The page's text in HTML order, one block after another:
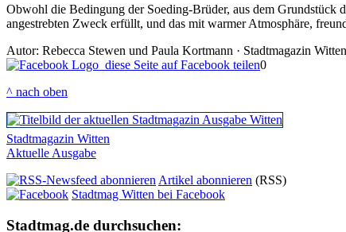
Obwohl die Bedingung der Soeding-Brüder, aus dem Grundstück
angestrebten Zweck erfüllt, und das mit warmer Atmosphäre,
Autor: Rebecca Stewen und Paula Kortmann · Stadtmagazin
diese Seite auf Facebook teilen0
^ nach oben
Stadtmagazin Witten
Aktuelle Ausgabe
Artikel abonnieren (RSS)
Stadtmag Witten bei Facebook
Stadtmag.de durchsuchen: